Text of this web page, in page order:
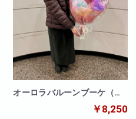
オーロラバルーンブーケ（文
￥8,250